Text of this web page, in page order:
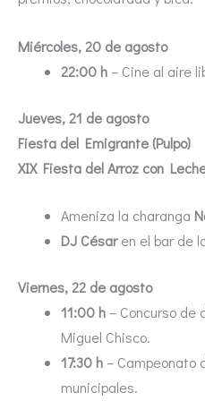
Miércoles, 20 de agosto
22:00 h – Cine al aire
Jueves, 21 de agosto
Fiesta del Emigrante (Pulpo)
XIX Fiesta del Arroz con
Ameniza la charanga
DJ Césaren el bar de
Viernes, 22 de agosto
11:00 h – Concurso de
Miguel Chisco.
17:30 h – Campeonato
municipales.